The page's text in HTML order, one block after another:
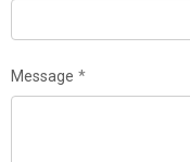
Message